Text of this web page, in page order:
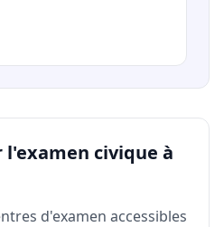
l'examen civique à
d'examen accessibles